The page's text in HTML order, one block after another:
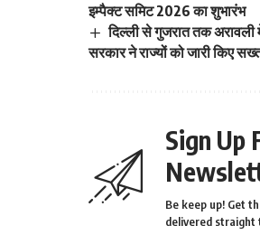
इम्पैक्ट समिट 2026 का शुभारंभ
दिल्ली से गुजरात तक
सरकार ने राज्यों को जारी किए
Sign Up
Be keep up! Get
delivered straight